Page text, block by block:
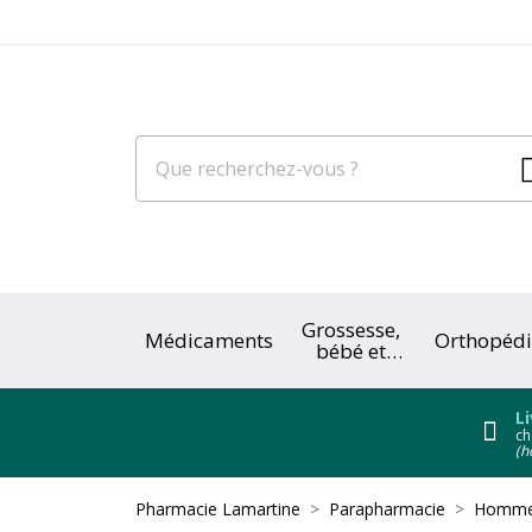
Médicaments Grossesse,
bébé et
Pharmacie Lamartine Parapharmacie